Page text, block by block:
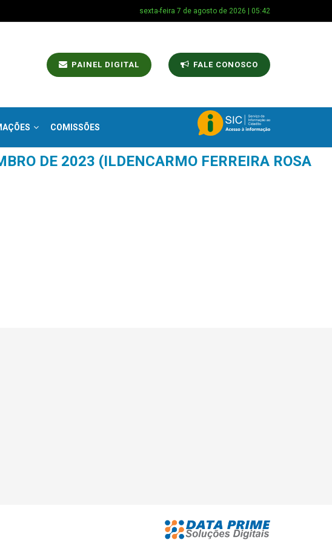
sexta-feira 7 de agosto de 2026 | 05:42
PAINEL DIGITAL FALE CONOSCO
COMISSÕES
DE 2023 (ILDENCARMO FERREIRA ROSA